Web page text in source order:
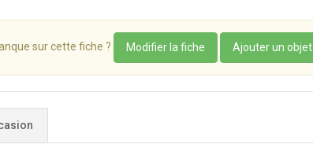
sur cette fiche ? Modifier la fiche Ajouter un objet